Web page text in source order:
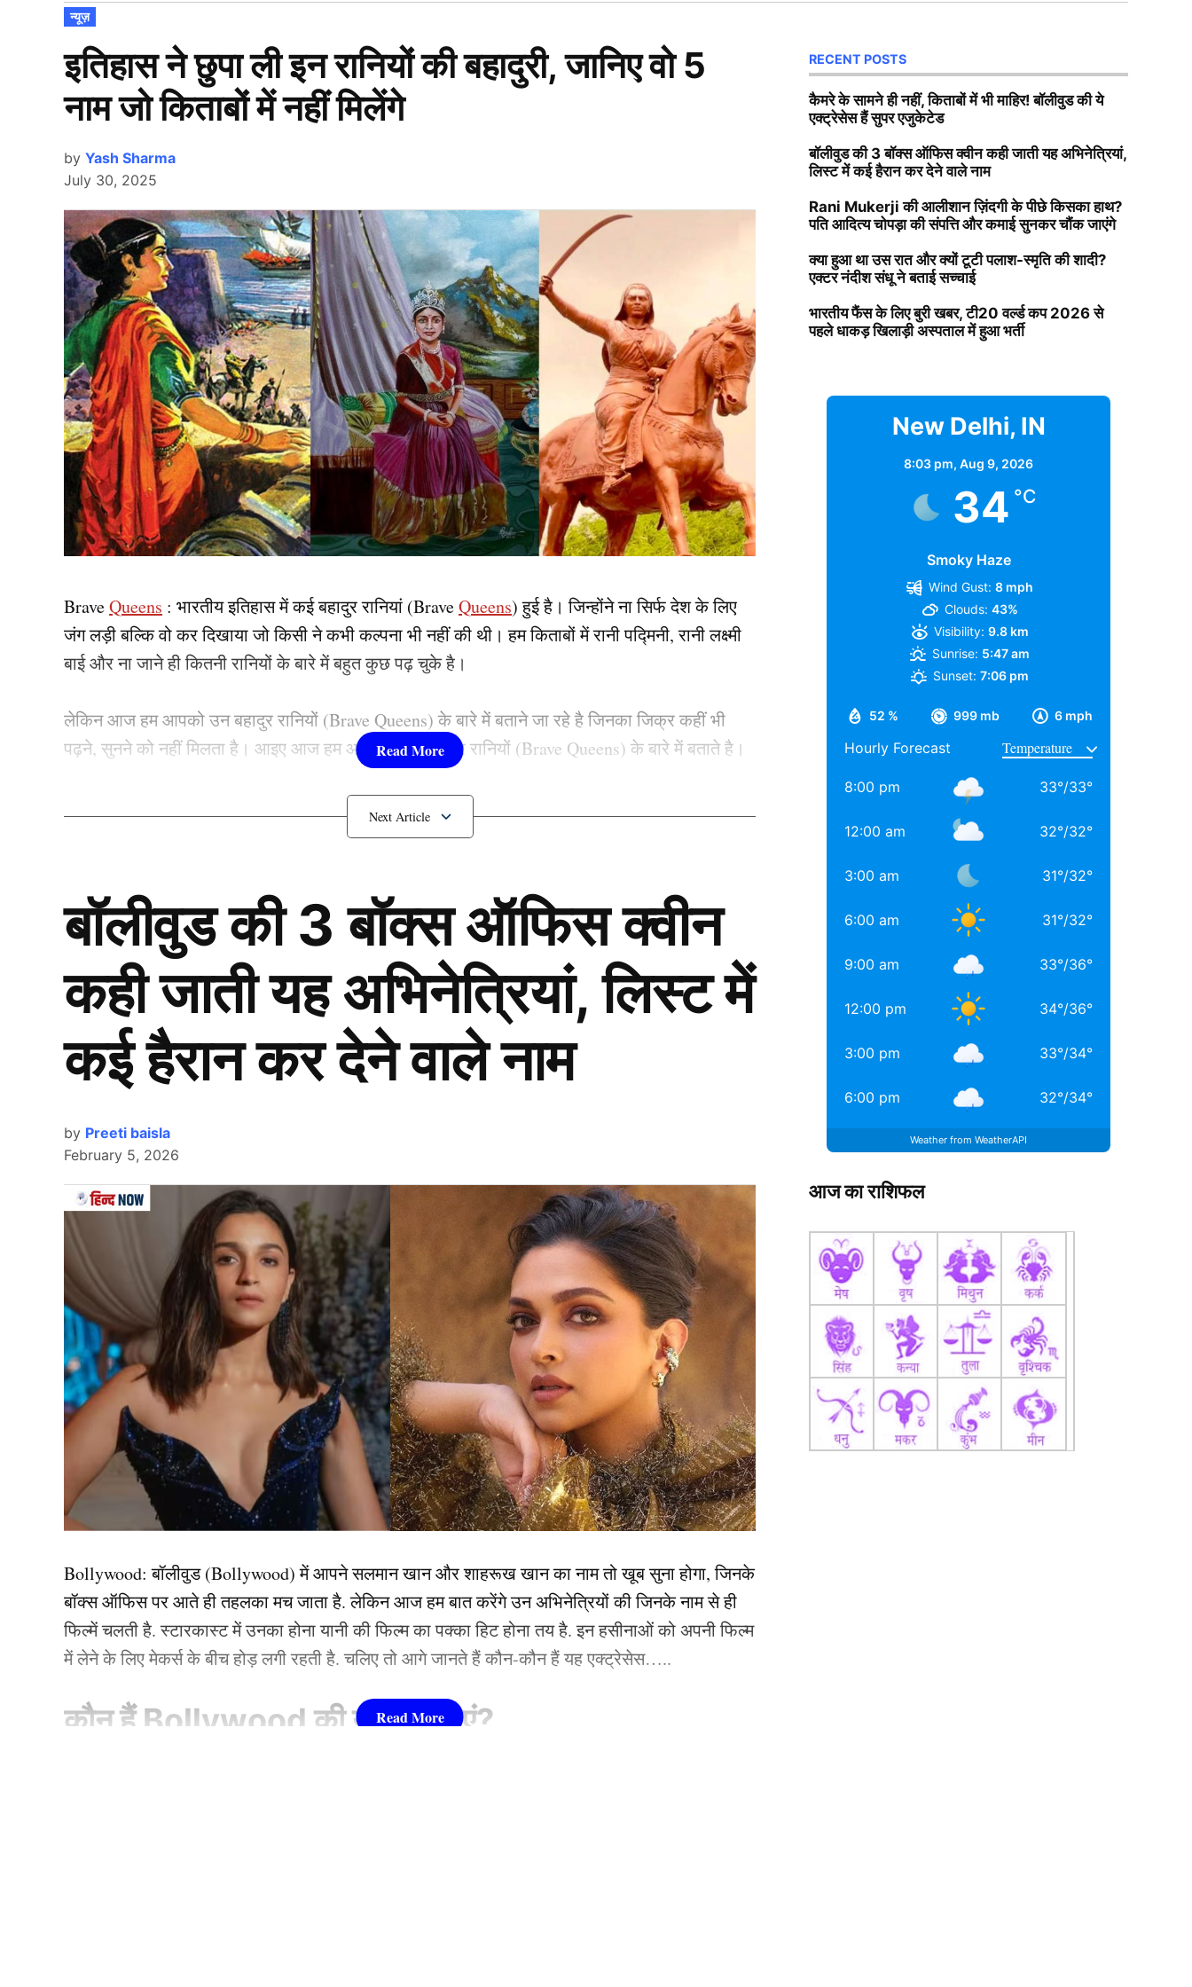
Open
POSTED
IN
न्यूज़
इतिहास ने छुपा ली इन रानियों की बहादुरी, जानिए वो 5
नाम जो किताबों में नहीं मिलेंगे
by Yash Sharma
July 30, 2025
BraveQueens : भारतीय इतिहास में कई बहादुर रानियां (BraveQueens) हुई है। जिन्होंने ना सिर्फ देश के लिए
जंग लड़ी बल्कि वो कर दिखाया जो किसी ने कभी कल्पना भी नहीं की थी। हम किताबों में रानी पद्मिनी, रानी लक्ष्मी
बाई और ना जाने ही कितनी रानियों के बारे में बहुत कुछ पढ़ चुके है।
लेकिन आज हम आपको उन बहादुर रानियों (Brave Queens) के बारे में बताने जा रहे है जिनका जिक्र कहीं भी
पढ़ने, सुनने को नहीं मिलता है। आइए आज हम आपको उन्हीं बहादुर रानियों (Brave Queens) के बारे में बताते है।
1. रानी अब्बक्का चौटा
सबसे पहले जिक्र आता है रानी अब्बक्का चौटा का जिन्हें तुलुवा रानी के रूप में जाना जाता है। इन बहादुर रानी
(Brave Queens) ने 16वीं शताब्दी में पुर्तगालियों के विरुद्ध युद्ध लड़ा था। वह उल्लाल की शासक थी और चौटा वंश
से संबंधित थी।
उनकी वीरता ऐसी थी कि उन्हें लोग निडर रानी के रूप में भी जानते थे। वह ऐसी पहली ऐसी रानी थी कि जिन्होंने
पुर्तगालियों से युद्ध लड़ा था।
2. रानी बेलुंचेनम्मा
बॉलीवुड की 3 बॉक्स ऑफिस क्वीन
कही जाती यह अभिनेत्रियां, लिस्ट में
कई हैरान कर देने वाले नाम
by Preeti baisla
February 5, 2026
Bollywood:बॉलीवुड (Bollywood)में आपने सलमान खान और शाहरूख खान का नाम तो खूब सुना होगा, जिनके
बॉक्स ऑफिस पर आते ही तहलका मच जाता है. लेकिन आज हम बात करेंगे उन अभिनेत्रियों की जिनके नाम से ही
फिल्में चलती है. स्टारकास्ट में उनका होना यानी की फिल्म का पक्का हिट होना तय है. इन हसीनाओं को अपनी फिल्म
में लेने के लिए मेकर्स के बीच होड़ लगी रहती है. चलिए तो आगे जानते हैं कौन-कौन हैं यह एक्ट्रेसेस…..
कौन हैंBollywood की यह हसीनाएं?
RECENT POSTS
कैमरे के सामने ही नहीं, किताबों में भी माहिर! बॉलीवुड की ये
एक्ट्रेसेस हैं सुपर एजुकेटेड
बॉलीवुड की 3 बॉक्स ऑफिस क्वीन कही जाती यह अभिनेत्रियां,
लिस्ट में कई हैरान कर देने वाले नाम
Rani Mukerji की आलीशान ज़िंदगी के पीछे किसका हाथ?
पति आदित्य चोपड़ा की संपत्ति और कमाई सुनकर चौंक जाएंगे
क्या हुआ था उस रात और क्यों टूटी पलाश-स्मृति की शादी?
एक्टर नंदीश संधू ने बताई सच्चाई
भारतीय फैंस के लिए बुरी खबर, टी20 वर्ल्ड कप 2026 से
पहले धाकड़ खिलाड़ी अस्पताल में हुआ भर्ती
New Delhi, IN
8:03 pm, Aug 9, 2026
34 °C
Smoky Haze
52 % 999 mb 6 mph
Wind Gust: 8 mph
Clouds: 43%
Visibility: 9.8 km
Sunrise: 5:47 am
Sunset: 7:06 pm
Hourly Forecast
8:00 pm 33°/33°
12:00 am 32°/32°
3:00 am 31°/32°
6:00 am 31°/32°
9:00 am 33°/36°
12:00 pm 34°/36°
3:00 pm 33°/34°
6:00 pm 32°/34°
Weather from WeatherAPI
आज का राशिफल